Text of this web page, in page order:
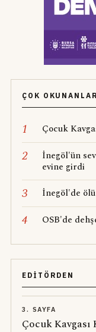
ÇOK OKUNANLAR
1 Çocuk
2
İnegöl'ün
evine girdi
3 İnegöl'de
4 OSB'de
EDITÖRDEN
3. SAYFA
Çocuk